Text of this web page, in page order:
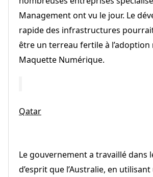
Management ont vu le jour. Le
rapide des infrastructures
être un terreau fertile à l’adoption
Maquette Numérique.
Qatar
Le gouvernement a travaillé dans
d’esprit que l’Australie, en utilisant